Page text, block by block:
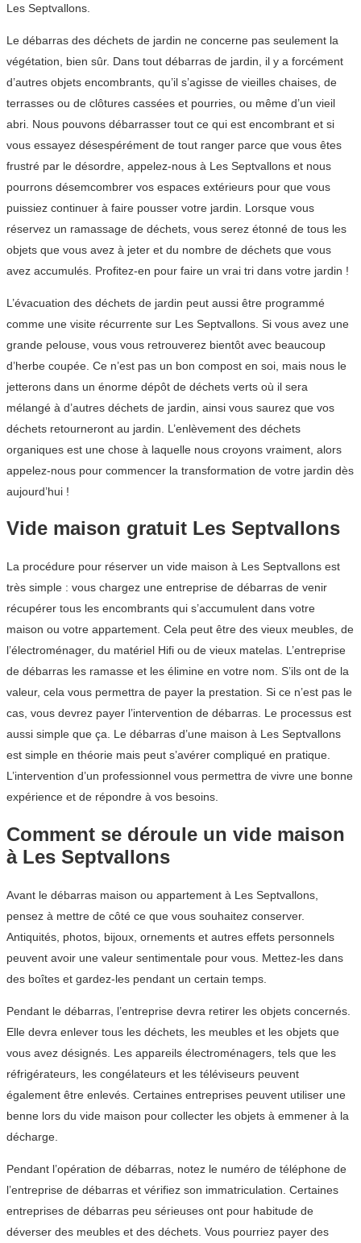
Les Septvallons.
Le débarras des déchets de jardin ne concerne pas seulement la
végétation, bien sûr. Dans tout débarras de jardin, il y a forcément
d’autres objets encombrants, qu’il s’agisse de vieilles chaises, de
terrasses ou de clôtures cassées et pourries, ou même d’un vieil
abri. Nous pouvons débarrasser tout ce qui est encombrant et si
vous essayez désespérément de tout ranger parce que vous êtes
frustré par le désordre, appelez-nous à Les Septvallons et nous
pourrons désemcombrer vos espaces extérieurs pour que vous
puissiez continuer à faire pousser votre jardin. Lorsque vous
réservez un ramassage de déchets, vous serez étonné de tous les
objets que vous avez à jeter et du nombre de déchets que vous
avez accumulés. Profitez-en pour faire un vrai tri dans votre jardin !
L’évacuation des déchets de jardin peut aussi être programmé
comme une visite récurrente sur Les Septvallons. Si vous avez une
grande pelouse, vous vous retrouverez bientôt avec beaucoup
d’herbe coupée. Ce n’est pas un bon compost en soi, mais nous le
jetterons dans un énorme dépôt de déchets verts où il sera
mélangé à d’autres déchets de jardin, ainsi vous saurez que vos
déchets retourneront au jardin. L’enlèvement des déchets
organiques est une chose à laquelle nous croyons vraiment, alors
appelez-nous pour commencer la transformation de votre jardin dès
aujourd’hui !
Vide maison gratuit Les Septvallons
La procédure pour réserver un vide maison à Les Septvallons est
très simple : vous chargez une entreprise de débarras de venir
récupérer tous les encombrants qui s’accumulent dans votre
maison ou votre appartement. Cela peut être des vieux meubles, de
l’électroménager, du matériel Hifi ou de vieux matelas. L’entreprise
de débarras les ramasse et les élimine en votre nom. S’ils ont de la
valeur, cela vous permettra de payer la prestation. Si ce n’est pas le
cas, vous devrez payer l’intervention de débarras. Le processus est
aussi simple que ça. Le débarras d’une maison à Les Septvallons
est simple en théorie mais peut s’avérer compliqué en pratique.
L’intervention d’un professionnel vous permettra de vivre une bonne
expérience et de répondre à vos besoins.
Comment se déroule un vide maison
à Les Septvallons
Avant le débarras maison ou appartement à Les Septvallons,
pensez à mettre de côté ce que vous souhaitez conserver.
Antiquités, photos, bijoux, ornements et autres effets personnels
peuvent avoir une valeur sentimentale pour vous. Mettez-les dans
des boîtes et gardez-les pendant un certain temps.
Pendant le débarras, l’entreprise devra retirer les objets concernés.
Elle devra enlever tous les déchets, les meubles et les objets que
vous avez désignés. Les appareils électroménagers, tels que les
réfrigérateurs, les congélateurs et les téléviseurs peuvent
également être enlevés. Certaines entreprises peuvent utiliser une
benne lors du vide maison pour collecter les objets à emmener à la
décharge.
Pendant l’opération de débarras, notez le numéro de téléphone de
l’entreprise de débarras et vérifiez son immatriculation. Certaines
entreprises de débarras peu sérieuses ont pour habitude de
déverser des meubles et des déchets. Vous pourriez payer des